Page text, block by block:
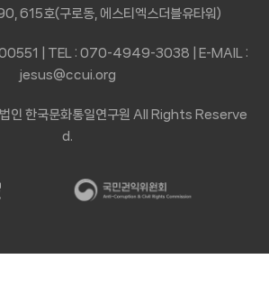
615호(구로동, 에스티엑스더블유타워)
| TEL : 070-4949-3038 | E-MAIL :
jesus@ccui.org
인 한국문화통일연구원 All Rights Reserve
d.